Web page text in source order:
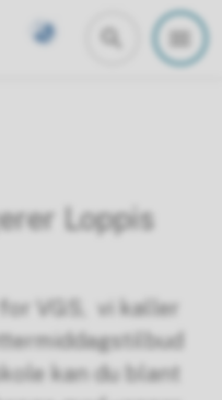
Loppis
VGS, vi kaller
kan du blant